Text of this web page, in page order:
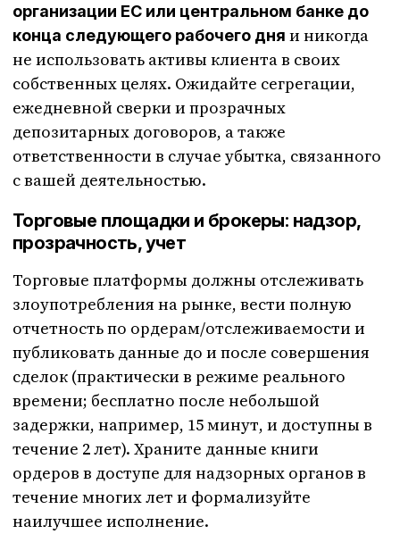
организации ЕС или центральном банке до
конца следующего рабочего дня и никогда
не использовать активы клиента в своих
собственных целях. Ожидайте сегрегации,
ежедневной сверки и прозрачных
депозитарных договоров, а также
ответственности в случае убытка, связанного
с вашей деятельностью.
Торговые площадки и брокеры: надзор,
прозрачность, учет
Торговые платформы должны отслеживать
злоупотребления на рынке, вести полную
отчетность по ордерам/отслеживаемости и
публиковать данные до и после совершения
сделок (практически в режиме реального
времени; бесплатно после небольшой
задержки, например, 15 минут, и доступны в
течение 2 лет). Храните данные книги
ордеров в доступе для надзорных органов в
течение многих лет и формализуйте
наилучшее исполнение.